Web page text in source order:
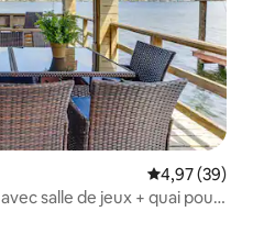
Évaluation
4,97 (39)
salle de jeux + quai pour